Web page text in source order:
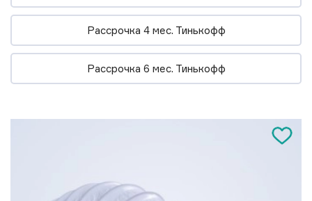
Рассрочка 4 мес. Тинькофф
Рассрочка 6 мес. Тинькофф